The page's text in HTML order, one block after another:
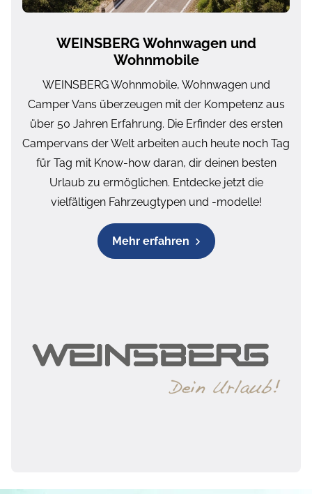
WEINSBERG Wohnwagen und
Wohnmobile
WEINSBERG Wohnmobile, Wohnwagen und
Camper Vans überzeugen mit der Kompetenz aus
über 50 Jahren Erfahrung. Die Erfinder des ersten
Campervans der Welt arbeiten auch heute noch Tag
für Tag mit Know-how daran, dir deinen besten
Urlaub zu ermöglichen. Entdecke jetzt die
vielfältigen Fahrzeugtypen und -modelle!
Mehr erfahren